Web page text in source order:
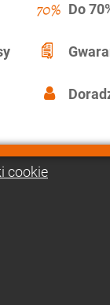
Do
cookie